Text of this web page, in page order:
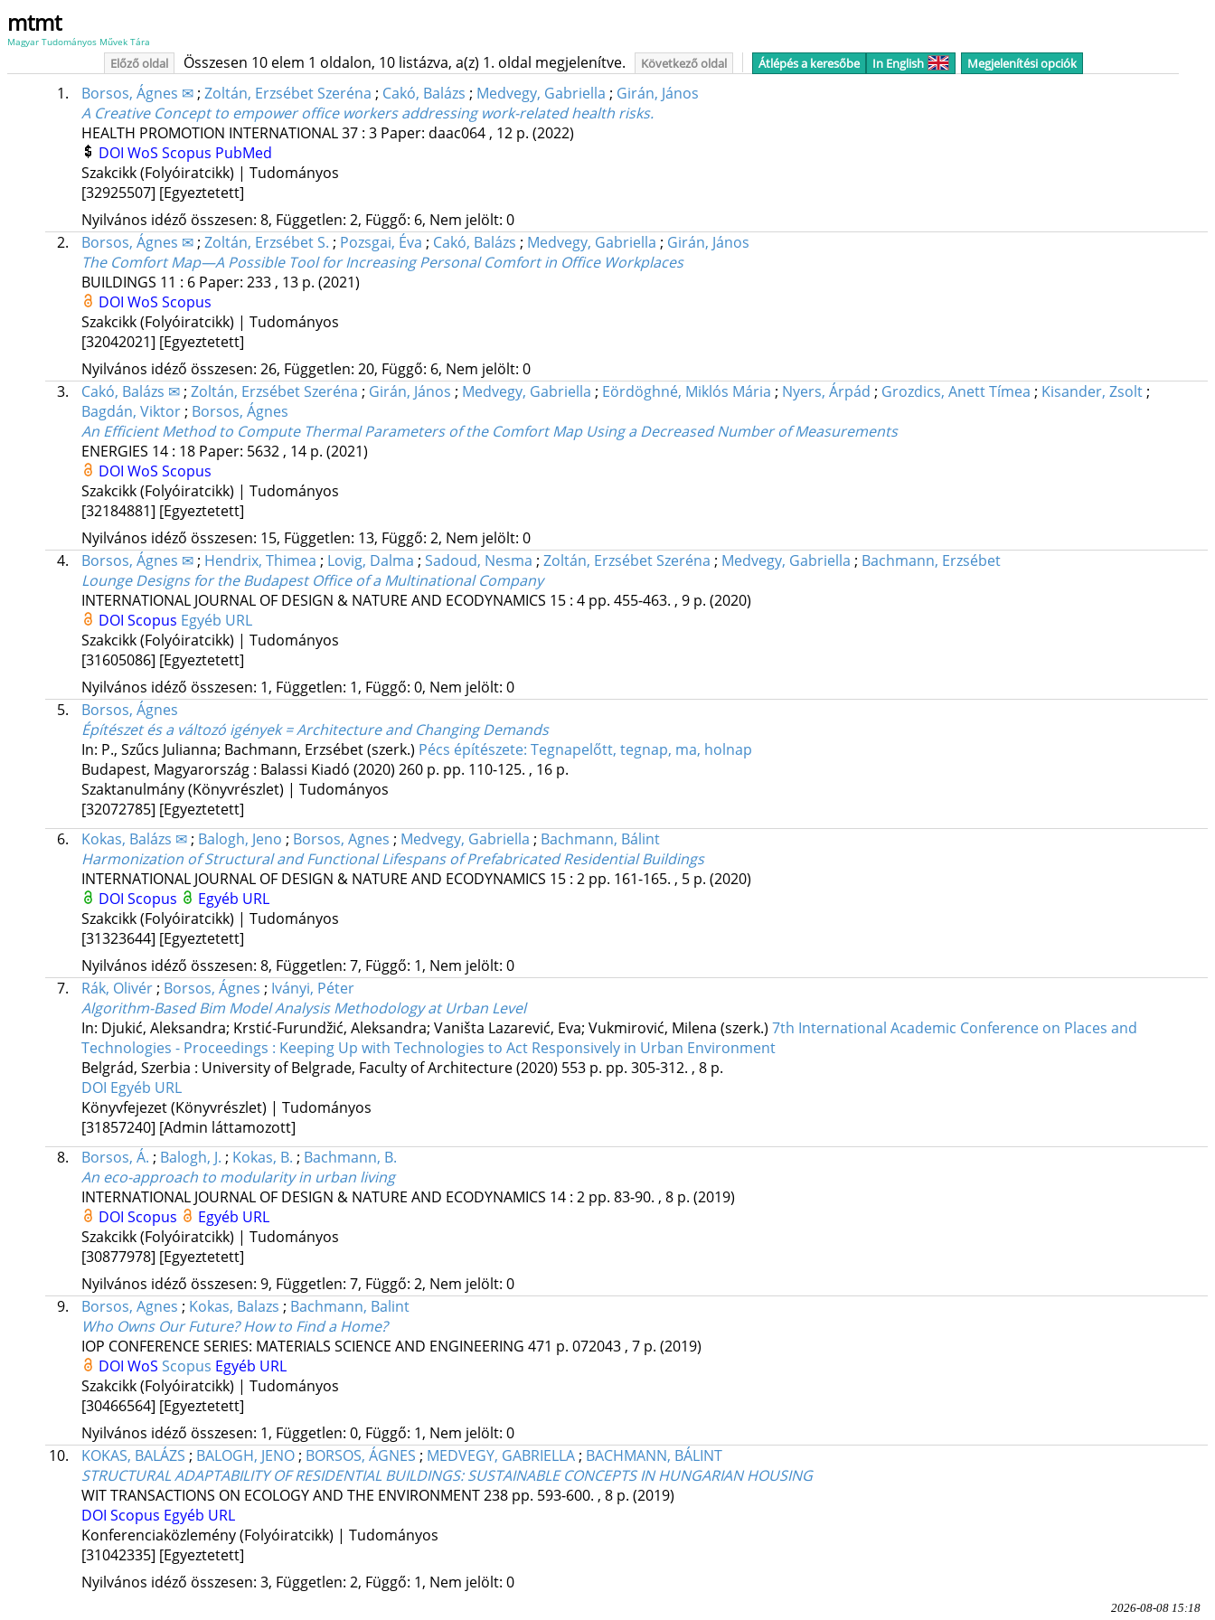
mtmt
Magyar Tudományos Művek Tára
Előző oldal Összesen 10 elem 1 oldalon, 10 listázva, a(z) 1. oldal megjelenítve. Következő oldal Átlépés a keresőbe In English Megjelenítési opciók
1. Borsos, Ágnes ✉; Zoltán, Erzsébet Szeréna ; Cakó, Balázs ; Medvegy, Gabriella ; Girán, János
A Creative Concept to empower office workers addressing work-related health risks.
HEALTH PROMOTION INTERNATIONAL37: 3 Paper: daac064 , 12 p. (2022)
DOI WoS Scopus PubMed
Szakcikk (Folyóiratcikk) | Tudományos
[32925507] [Egyeztetett]
Nyilvános idéző összesen: 8, Független: 2, Függő: 6, Nem jelölt: 0
2.
Borsos, Ágnes ✉; Zoltán, Erzsébet S. ; Pozsgai, Éva ; Cakó, Balázs ; Medvegy, Gabriella ; Girán, János
The Comfort Map—A Possible Tool for Increasing Personal Comfort in Office Workplaces
BUILDINGS 11 : 6 Paper: 233 , 13 p. (2021)
DOI WoS Scopus
Szakcikk (Folyóiratcikk) | Tudományos
[32042021] [Egyeztetett]
Nyilvános idéző összesen: 26, Független: 20, Függő: 6, Nem jelölt: 0
3.
Cakó, Balázs ✉; Zoltán, Erzsébet Szeréna ; Girán, János ; Medvegy, Gabriella ; Eördöghné, Miklós Mária ; Nyers, Árpád ; Grozdics, Anett Tímea ; Kisander, Zsolt;
Bagdán, Viktor; Borsos, Ágnes
An Efficient Method to Compute Thermal Parameters of the Comfort Map Using a Decreased Number of Measurements
ENERGIES 14: 18 Paper: 5632 , 14 p. (2021)
DOI WoS Scopus
Szakcikk (Folyóiratcikk) | Tudományos
[32184881] [Egyeztetett]
Nyilvános idéző összesen: 15, Független: 13, Függő: 2, Nem jelölt: 0
4.
Borsos, Ágnes ✉; Hendrix, Thimea ; Lovig, Dalma ; Sadoud, Nesma ; Zoltán, Erzsébet Szeréna ; Medvegy, Gabriella ; Bachmann, Erzsébet
Lounge Designs for the Budapest Office of a Multinational Company
INTERNATIONAL JOURNAL OF DESIGN & NATURE AND ECODYNAMICS 15: 4 pp. 455-463. , 9 p. (2020)
DOI Scopus Egyéb URL
Szakcikk (Folyóiratcikk) | Tudományos
[31605086] [Egyeztetett]
Nyilvános idéző összesen: 1, Független: 1, Függő: 0, Nem jelölt: 0
5.
Borsos, Ágnes
Építészet és a változó igények = Architecture and Changing Demands
In: P., Szűcs Julianna; Bachmann, Erzsébet (szerk.) Pécs építészete: Tegnapelőtt, tegnap, ma, holnap
Budapest, Magyarország : Balassi Kiadó (2020) 260 p. pp. 110-125. , 16 p.
Szaktanulmány (Könyvrészlet) | Tudományos
[32072785] [Egyeztetett]
6.
Kokas, Balázs ✉; Balogh, Jeno ; Borsos, Agnes ; Medvegy, Gabriella ; Bachmann, Bálint
Harmonization of Structural and Functional Lifespans of Prefabricated Residential Buildings
INTERNATIONAL JOURNAL OF DESIGN & NATURE AND ECODYNAMICS 15: 2 pp. 161-165. , 5 p. (2020)
DOI Scopus
Egyéb URL
Szakcikk (Folyóiratcikk) | Tudományos
[31323644] [Egyeztetett]
Nyilvános idéző összesen: 8, Független: 7, Függő: 1, Nem jelölt: 0
7.
Rák, Olivér; Borsos, Ágnes ; Iványi, Péter
Algorithm-Based Bim Model Analysis Methodology at Urban Level
In: Djukić, Aleksandra; Krstić-Furundžić, Aleksandra; Vaništa Lazarević, Eva; Vukmirović, Milena (szerk.) 7th International Academic Conference on Places and
Technologies - Proceedings : Keeping Up with Technologies to Act Responsively in Urban Environment
Belgrád, Szerbia : University of Belgrade, Faculty of Architecture(2020) 553 p. pp. 305-312. , 8 p.
DOI Egyéb URL
Könyvfejezet (Könyvrészlet) | Tudományos
[31857240] [Admin láttamozott]
8.
Borsos, Á. ; Balogh, J. ; Kokas, B. ; Bachmann, B.
An eco-approach to modularity in urban living
INTERNATIONAL JOURNAL OF DESIGN & NATURE AND ECODYNAMICS 14: 2 pp. 83-90. , 8 p. (2019)
DOI Scopus
Egyéb URL
Szakcikk (Folyóiratcikk) | Tudományos
[30877978] [Egyeztetett]
Nyilvános idéző összesen: 9, Független: 7, Függő: 2, Nem jelölt: 0
9.
Borsos, Agnes ; Kokas, Balazs ; Bachmann, Balint
Who Owns Our Future? How to Find a Home?
IOP CONFERENCE SERIES: MATERIALS SCIENCE AND ENGINEERING 471 p. 072043 , 7 p. (2019)
DOI WoS Scopus Egyéb URL
Szakcikk (Folyóiratcikk) | Tudományos
[30466564] [Egyeztetett]
Nyilvános idéző összesen: 1, Független: 0, Függő: 1, Nem jelölt: 0
10.
KOKAS, BALÁZS ; BALOGH, JENO; BORSOS, ÁGNES ; MEDVEGY, GABRIELLA; BACHMANN, BÁLINT
STRUCTURAL ADAPTABILITY OF RESIDENTIAL BUILDINGS: SUSTAINABLE CONCEPTS IN HUNGARIAN HOUSING
WIT TRANSACTIONS ON ECOLOGY AND THE ENVIRONMENT238 pp. 593-600. , 8 p. (2019)
DOI Scopus Egyéb URL
Konferenciaközlemény (Folyóiratcikk) | Tudományos
[31042335] [Egyeztetett]
Nyilvános idéző összesen: 3, Független: 2, Függő: 1, Nem jelölt: 0
2026-08-08 15:18